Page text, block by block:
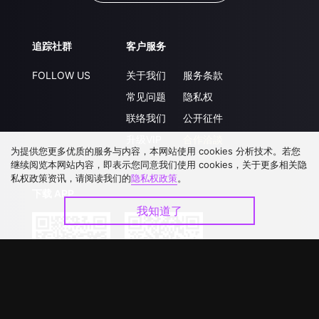
追踪社群
FOLLOW US
客户服务
关于我们
常见问题
联络我们
服务条款
隐私权
公开征件
为提供您更多优质的服务与内容，本网站使用 cookies 分析技术。若您
继续阅览本网站内容，即表示您同意我们使用 cookies，关于更多相关隐
私权政策资讯，请阅读我们的隐私权政策。
我知道了